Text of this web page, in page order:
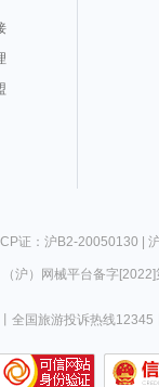
证：沪B2-20050130 |
（沪）网械平台备字
全国旅游投诉热线12345